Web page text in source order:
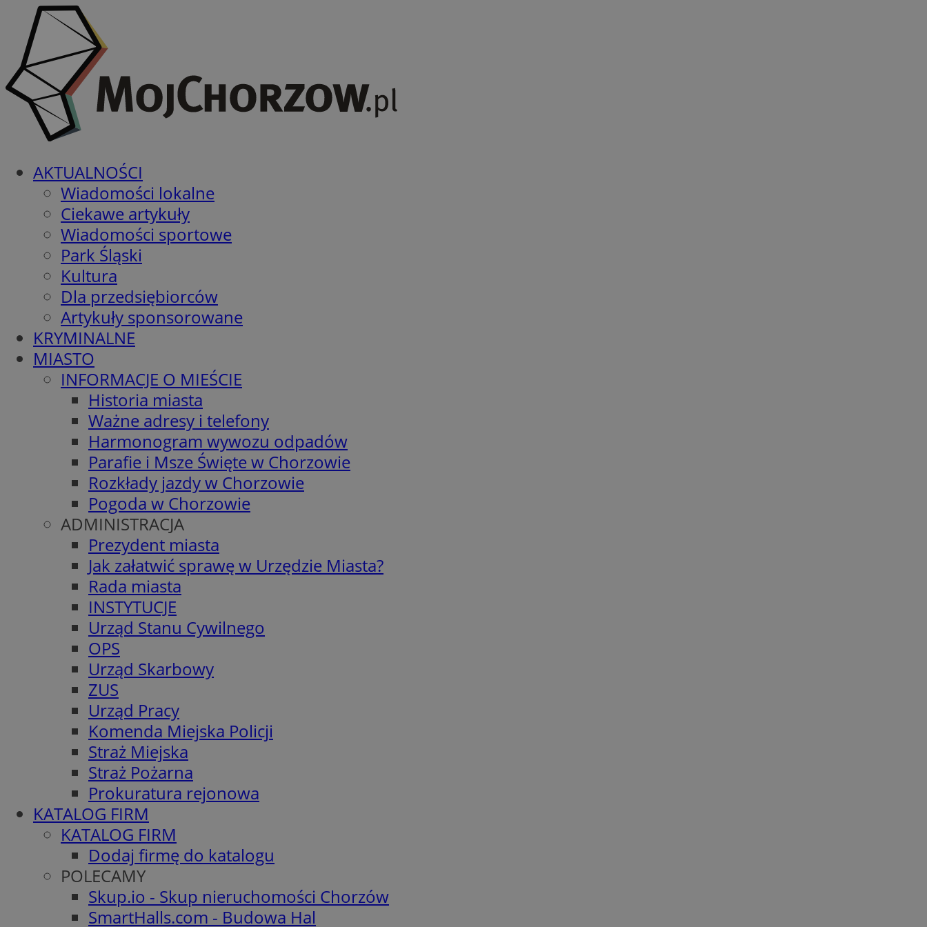
AKTUALNOŚCI
Wiadomości lokalne
Ciekawe artykuły
Wiadomości sportowe
Park Śląski
Kultura
Dla przedsiębiorców
Artykuły sponsorowane
KRYMINALNE
MIASTO
INFORMACJE O MIEŚCIE
Historia miasta
Ważne adresy i telefony
Harmonogram wywozu odpadów
Parafie i Msze Święte w Chorzowie
Rozkłady jazdy w Chorzowie
Pogoda w Chorzowie
ADMINISTRACJA
Prezydent miasta
Jak załatwić sprawę w Urzędzie Miasta?
Rada miasta
INSTYTUCJE
Urząd Stanu Cywilnego
OPS
Urząd Skarbowy
ZUS
Urząd Pracy
Komenda Miejska Policji
Straż Miejska
Straż Pożarna
Prokuratura rejonowa
KATALOG FIRM
KATALOG FIRM
Dodaj firmę do katalogu
POLECAMY
Skup.io - Skup nieruchomości Chorzów
SmartHalls.com - Budowa Hal